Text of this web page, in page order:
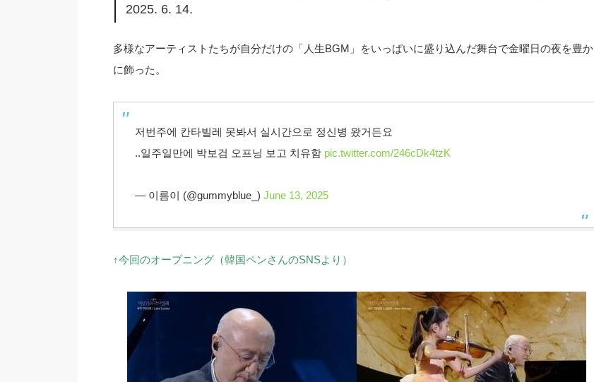
2025. 6. 14.
多様なアーティストたちが自分だけの「人生BGM」をいっぱいに盛り込んだ舞台で金曜日の夜を豊か
に飾った。
저번주에 칸타빌레 못봐서 실시간으로 정신병 왔거든요
..일주일만에 박보검 오프닝 보고 치유함 pic.twitter.com/246cDk4tzK
— 이름이 (@gummyblue_) June 13, 2025
↑今回のオープニング（韓国ペンさんのSNSより）